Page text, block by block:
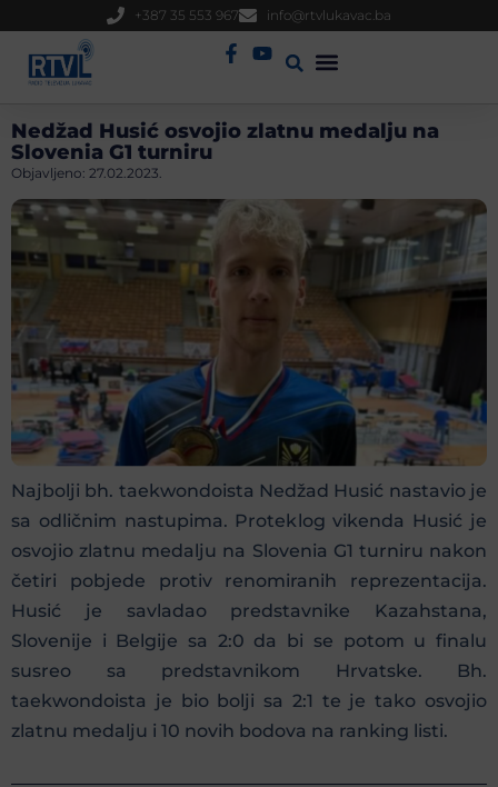
+387 35 553 967 info@rtvlukavac.ba
Nedžad Husić osvojio zlatnu medalju na
Slovenia G1 turniru
Objavljeno: 27.02.2023.
Najbolji bh. taekwondoista Nedžad Husić nastavio je
sa odličnim nastupima. Proteklog vikenda Husić je
osvojio zlatnu medalju na Slovenia G1 turniru nakon
četiri pobjede protiv renomiranih reprezentacija.
Husić je savladao predstavnike Kazahstana,
Slovenije i Belgije sa 2:0 da bi se potom u finalu
susreo sa predstavnikom Hrvatske. Bh.
taekwondoista je bio bolji sa 2:1 te je tako osvojio
zlatnu medalju i 10 novih bodova na ranking listi.